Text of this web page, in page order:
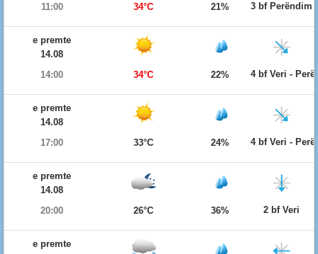
11:00
34°C 21% 3 bf Perëndim
e premte
14.08
14:00
34°C 22% 4 bf Veri -
e premte
14.08
17:00
33°C 24% 4 bf Veri -
e premte
14.08
20:00
26°C 36% 2 bf Veri
e premte